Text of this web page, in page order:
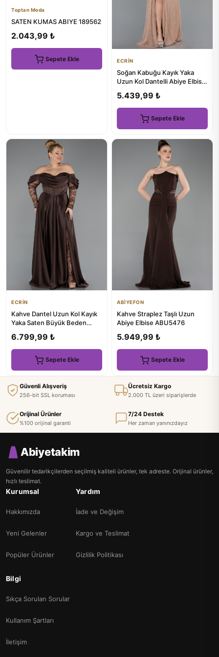
Toptan Moda
SATEN KUMAS ABIYE 189562
2.043,99 ₺
Sepete Ekle ECRİN
Soğan Kabuğu Kayık Yaka
Uzun Kol Dantelli Abiye Elbise
5.439,99 ₺
Sepete Ekle
ECRİN
Kahve Dantel Uzun Kol Kayık
Yaka Saten Büyük Beden
6.799,99 ₺
Sepete Ekle
ABİYEFON
Kahve Straplez Taşlı Uzun
Abiye Elbise ABU5476
5.949,99 ₺
Sepete Ekle
Güvenli Alışveriş
256-bit SSL koruması
Ücretsiz Kargo
2.000 TL üzeri siparişlerde
Orijinal Ürünler
%100 orijinal garanti
7/24 Destek
Her zaman yanınızdayız
Abiyetakim
Güvenilir tedarikçilerden seçilmiş kaliteli ürünler, tek adreste. Orijinal ürünler,
hızlı teslimat.
Kurumsal
Hakkımızda
Yeni Gelenler
Popüler Ürünler
Yardım
İade ve Değişim
Kargo ve Teslimat
Gizlilik Politikası
Bilgi
Sıkça Sorulan Sorular
Kullanım Şartları
İletişim